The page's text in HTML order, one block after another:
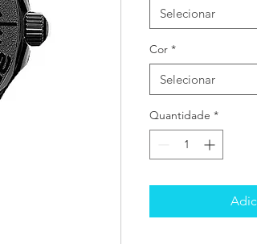
Selecionar
Cor *
Selecionar
Quantidade *